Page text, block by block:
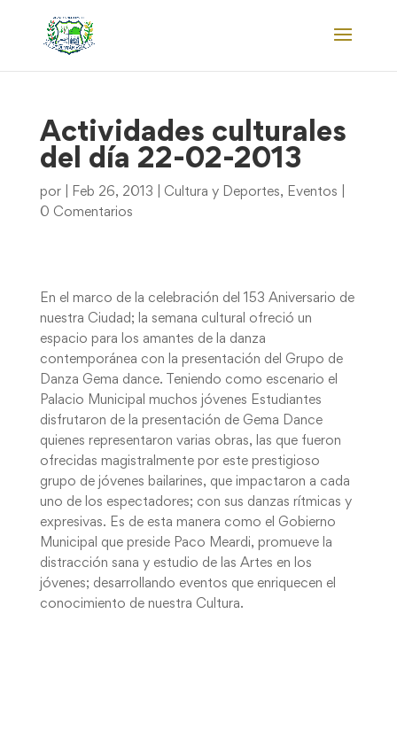
Actividades culturales
del día 22-02-2013
por Feb 26, 2013 Cultura y Deportes, Eventos
0 Comentarios
En el marco de la celebración del 153 Aniversario de
nuestra Ciudad; la semana cultural ofreció un
espacio para los amantes de la danza
contemporánea con la presentación del Grupo de
Danza Gema dance. Teniendo como escenario el
Palacio Municipal muchos jóvenes Estudiantes
disfrutaron de la presentación de Gema Dance
quienes representaron varias obras, las que fueron
ofrecidas magistralmente por este prestigioso
grupo de jóvenes bailarines, que impactaron a cada
uno de los espectadores; con sus danzas rítmicas y
expresivas. Es de esta manera como el Gobierno
Municipal que preside Paco Meardi, promueve la
distracción sana y estudio de las Artes en los
jóvenes; desarrollando eventos que enriquecen el
conocimiento de nuestra Cultura.